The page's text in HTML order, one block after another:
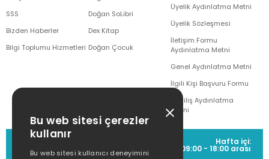
SSS
Bizden Haberler
Bilgi Toplumu Hizmetleri
Doğan SoLibri
Dex Kitap
Doğan Çocuk
Üyelik Aydınlatma Metni
Üyelik Sözleşmesi
İletişim Formu
Aydınlatma Metni
Genel Aydınlatma Metni
İlgili Kişi Başvuru Formu
Çekiliş Aydınlatma
Metni
MÜŞTERİ HİZMETLERİ
(0212) 373 77 00
Hafta içi:
09:00 - 18:00 arası
Bu web sitesi çerezler
kullanır
Bu web sitesi kullanıcı deneyimini